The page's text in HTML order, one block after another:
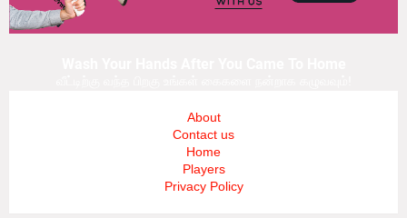
About
Contact us
Home
Players
Privacy Policy